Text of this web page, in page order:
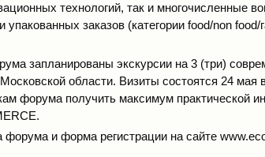
технологий, так и многочисленные
заказов (категории food/non food/
запланированы экскурсии на 3 (три)
области. Визиты состоятся 24 мая
форума получить максимум практической
форума и форма регистрации на сайте